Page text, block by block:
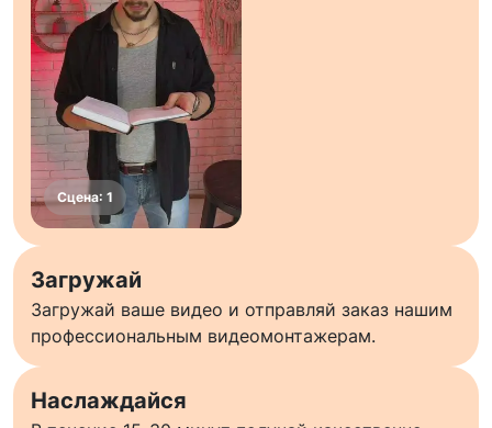
Загружай
Загружай ваше видео и отправляй заказ нашим
профессиональным видеомонтажерам.
Наслаждайся